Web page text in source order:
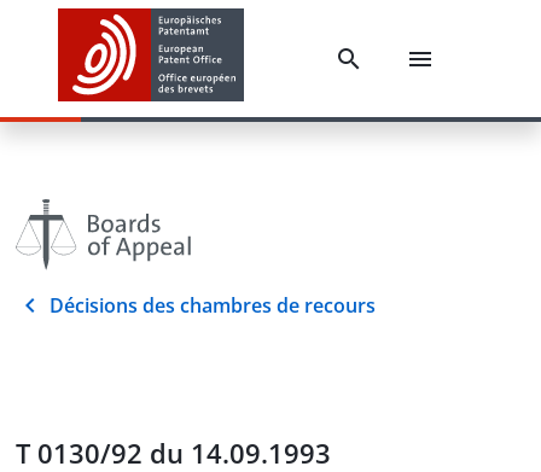
Décisions des chambres de recours
T 0130/92 du 14.09.1993